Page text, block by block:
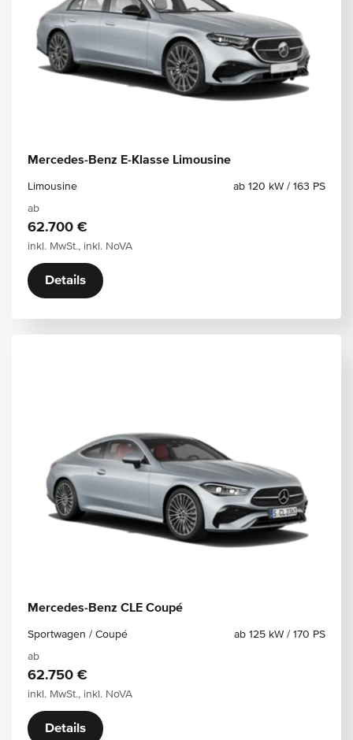
Mercedes-Benz E-Klasse Limousine
Limousine
ab 120 kW / 163 PS
ab
62.700 €
inkl. MwSt., inkl. NoVA
Details
Mercedes-Benz CLE Coupé
Sportwagen / Coupé
ab 125 kW / 170 PS
ab
62.750 €
inkl. MwSt., inkl. NoVA
Details